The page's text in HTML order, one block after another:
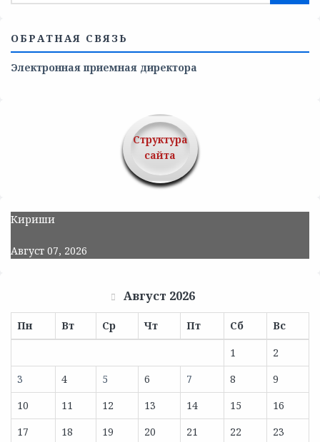
ОБРАТНАЯ СВЯЗЬ
Электронная приемная директора
Структура
сайта
Кириши
Август 07, 2026
Август 2026
Пн Вт Ср Чт Пт Сб
Вс
1
2
3
4 5 6 7 8
9
10
11 12 13 14 15
16
17
18 19 20 21 22 23